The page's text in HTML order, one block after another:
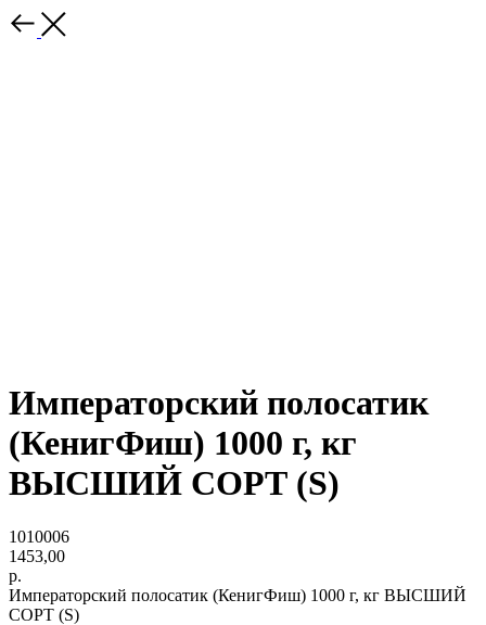
Императорский полосатик
(КенигФиш) 1000 г, кг
ВЫСШИЙ СОРТ (S)
1010006
1453,00
р.
Императорский полосатик (КенигФиш) 1000 г, кг ВЫСШИЙ
СОРТ (S)